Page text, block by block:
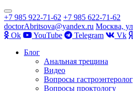
Показать/
Скрыть
навигацию
+7 985 922-71-62 +7 985 622-71-62
doctorAbritsova@yandex.ru Москва,
Оk
YouTube Telegram Vk
Перейти
содержимому
Блог
Анальная трещина
Видео
Вопросы
Вопросы проктологу